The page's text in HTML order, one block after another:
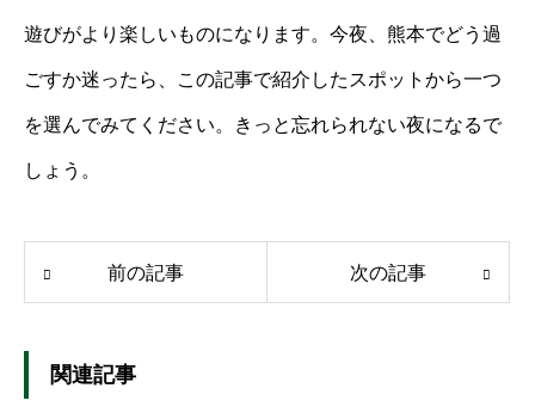
遊びがより楽しいものになります。今夜、熊本でどう過
ごすか迷ったら、この記事で紹介したスポットから一つ
を選んでみてください。きっと忘れられない夜になるで
しょう。
前の記事 次の記事
関連記事